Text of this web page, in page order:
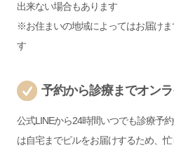
出来ない場合もあります
※お住まいの地域によってはお届け
す
予約から診療までオン
公式LINEから24時間いつでも診療予
は自宅までピルをお届けするため、忙